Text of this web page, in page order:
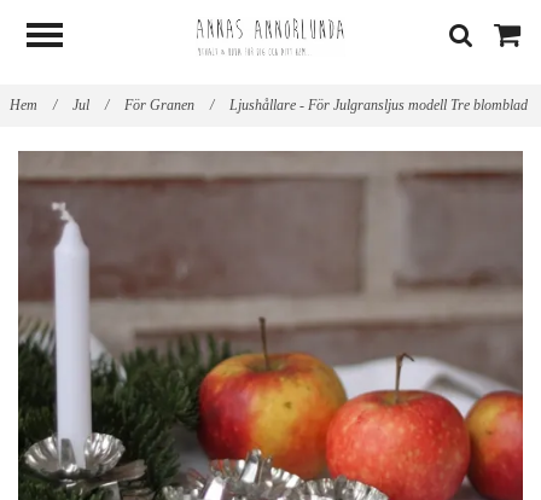
Hem / Jul / För Granen / Ljushållare - För Julgransljus modell Tre blomblad